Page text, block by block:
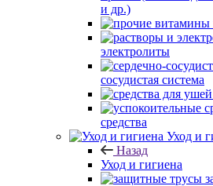
и др.)
электролиты
сосудистая система
средства
Уход и
Назад
Уход и гигиена